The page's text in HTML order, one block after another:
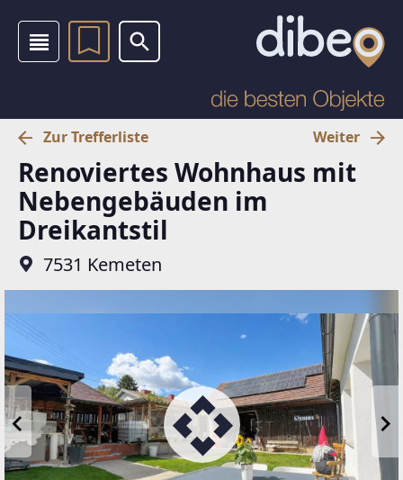
Zur Trefferliste Weiter
Renoviertes Wohnhaus mit
Nebengebäuden im
Dreikantstil
7531 Kemeten